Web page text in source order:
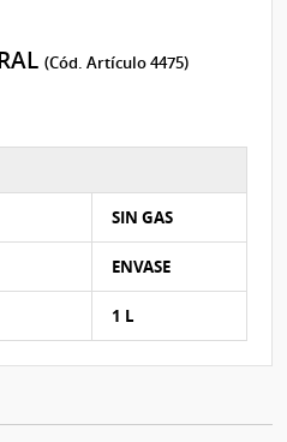
(Cód. Artículo 4475)
SIN GAS
ENVASE
1 L